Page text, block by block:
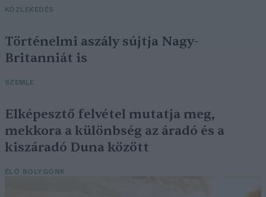
KÖZLEKEDÉS
Történelmi aszály sújtja Nagy-
Britanniát is
SZEMLE
Elképesztő felvétel mutatja meg,
mekkora a különbség az áradó és a
kiszáradó Duna között
ÉLŐ BOLYGÓNK